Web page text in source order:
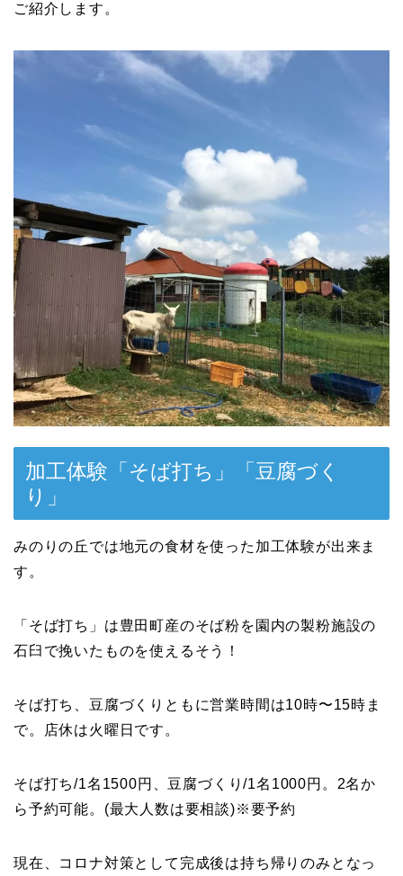
ご紹介します。
加工体験「そば打ち」「豆腐づく
り」
みのりの丘では地元の食材を使った加工体験が出来ま
す。
「そば打ち」は豊田町産のそば粉を園内の製粉施設の
石臼で挽いたものを使えるそう！
そば打ち、豆腐づくりともに営業時間は10時〜15時ま
で。店休は火曜日です。
そば打ち/1名1500円、豆腐づくり/1名1000円。2名か
ら予約可能。(最大人数は要相談)※要予約
現在、コロナ対策として完成後は持ち帰りのみとなっ